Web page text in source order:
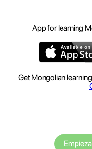
App for learning
Get Mongolian